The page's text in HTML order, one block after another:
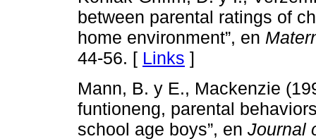
between parental ratings of
home environment”, en
44-56. [ Links ]
Mann, B. y E., Mackenzie
funtioneng, parental
school age boys”, en Journal